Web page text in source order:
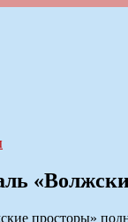
песни